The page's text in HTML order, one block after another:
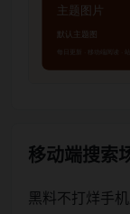
移动端搜索
黑料不打烊手